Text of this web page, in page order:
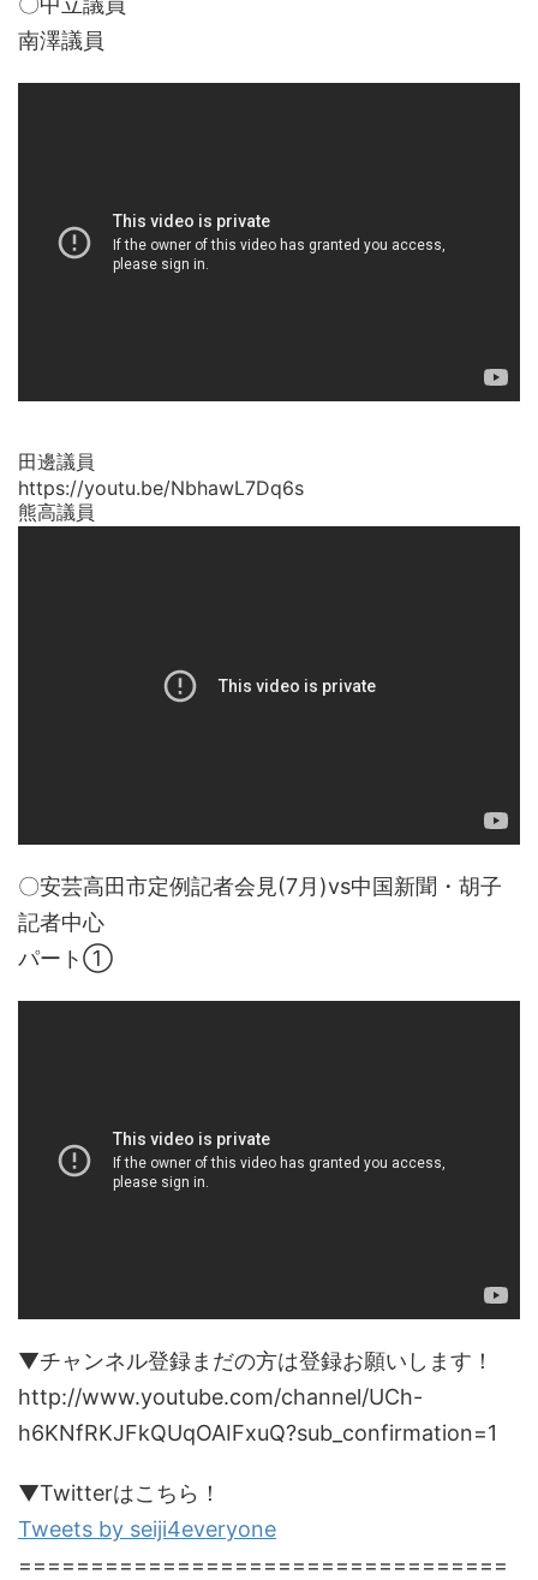
南澤議員
田邊議員
https://youtu.be/NbhawL7Dq6s
熊高議員
〇安芸高田市定例記者会見(7月)vs中国新聞・胡子
記者中心
パート①
▼チャンネル登録まだの方は登録お願いします！
http://www.youtube.com/channel/UCh-
h6KNfRKJFkQUqOAIFxuQ?sub_confirmation=1
▼Twitterはこちら！
Tweets by seiji4everyone
==================================